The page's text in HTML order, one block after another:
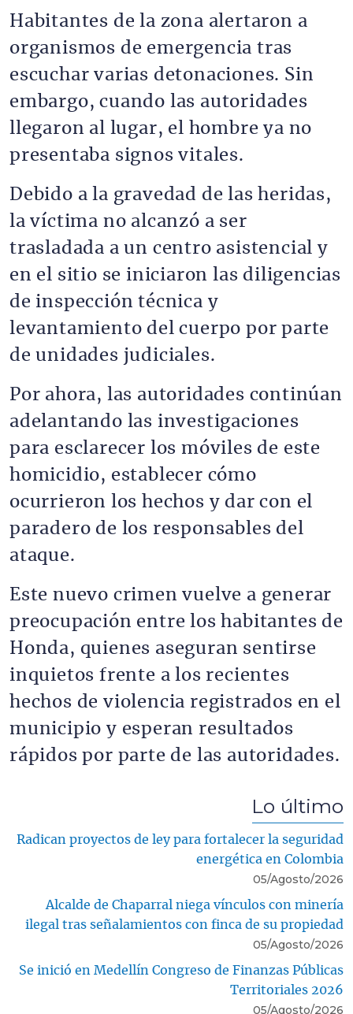
Habitantes de la zona alertaron a
organismos de emergencia tras
escuchar varias detonaciones. Sin
embargo, cuando las autoridades
llegaron al lugar, el hombre ya no
presentaba signos vitales.
Debido a la gravedad de las heridas,
la víctima no alcanzó a ser
trasladada a un centro asistencial y
en el sitio se iniciaron las diligencias
de inspección técnica y
levantamiento del cuerpo por parte
de unidades judiciales.
Por ahora, las autoridades continúan
adelantando las investigaciones
para esclarecer los móviles de este
homicidio, establecer cómo
ocurrieron los hechos y dar con el
paradero de los responsables del
ataque.
Este nuevo crimen vuelve a generar
preocupación entre los habitantes de
Honda, quienes aseguran sentirse
inquietos frente a los recientes
hechos de violencia registrados en el
municipio y esperan resultados
rápidos por parte de las autoridades.
Lo último
Radican proyectos de ley para fortalecer la seguridad
energética en Colombia
05/Agosto/2026
Alcalde de Chaparral niega vínculos con minería
ilegal tras señalamientos con finca de su propiedad
05/Agosto/2026
Se inició en Medellín Congreso de Finanzas Públicas
Territoriales 2026
05/Agosto/2026